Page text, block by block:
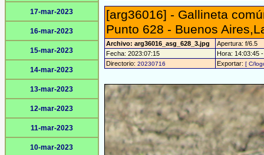
17-mar-2023
16-mar-2023
15-mar-2023
14-mar-2023
13-mar-2023
12-mar-2023
11-mar-2023
10-mar-2023
[arg36016] - Gallineta
Punto 628 - Buenos
Archivo: arg36016_asg_628_3.jpg
Apertura: f/6.5
Fecha: 2023:07:15
Hora: 14:03:45
Directorio: 20230716 Exportar: [ C/